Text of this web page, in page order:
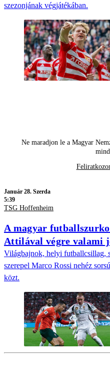
szezonjának végjátékában.
Ne maradjon le a Magyar
Január 28. Szerda
5:39
TSG Hoffenheim
A magyar
Attilával végre valami
Világbajnok, helyi futballcsillag,
szerepel Marco Rossi nehéz
közt.